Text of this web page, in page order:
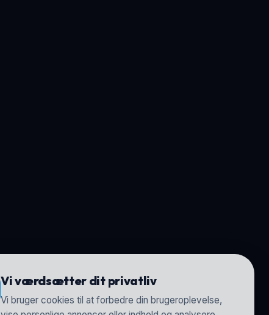
Vi værdsætter dit privatliv
Vi bruger cookies til at forbedre din brugeroplevelse,